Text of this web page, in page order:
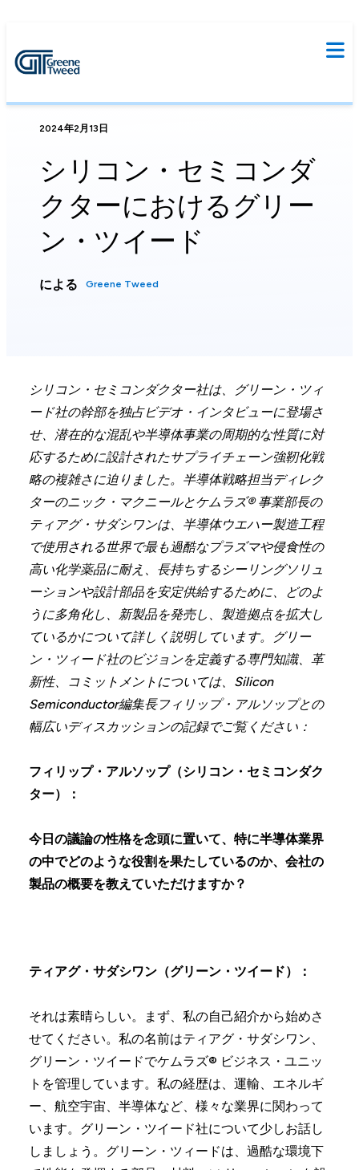
2024年2月13日
シリコン・セミコンダ
クターにおけるグリー
ン・ツイード
による Greene Tweed
シリコン・セミコンダクター社は、グリーン・ツィ
ード社の幹部を独占ビデオ・インタビューに登場さ
せ、潜在的な混乱や半導体事業の周期的な性質に対
応するために設計されたサプライチェーン強靭化戦
略の複雑さに迫りました。半導体戦略担当ディレク
ターのニック・マクニールとケムラズ® 事業部長の
ティアグ・サダシワンは、半導体ウエハー製造工程
で使用される世界で最も過酷なプラズマや侵食性の
高い化学薬品に耐え、長持ちするシーリングソリュ
ーションや設計部品を安定供給するために、どのよ
うに多角化し、新製品を発売し、製造拠点を拡大し
ているかについて詳しく説明しています。グリー
ン・ツィード社のビジョンを定義する専門知識、革
新性、コミットメントについては、Silicon
Semiconductor編集長フィリップ・アルソップとの
幅広いディスカッションの記録でご覧ください：
フィリップ・アルソップ（シリコン・セミコンダク
ター）：
今日の議論の性格を念頭に置いて、特に半導体業界
の中でどのような役割を果たしているのか、会社の
製品の概要を教えていただけますか？
ティアグ・サダシワン（グリーン・ツイード）：
それは素晴らしい。まず、私の自己紹介から始めさ
せてください。私の名前はティアグ・サダシワン、
グリーン・ツイードでケムラズ® ビジネス・ユニッ
トを管理しています。私の経歴は、運輸、エネルギ
ー、航空宇宙、半導体など、様々な業界に関わって
います。グリーン・ツイード社について少しお話し
しましょう。グリーン・ツィードは、過酷な環境下